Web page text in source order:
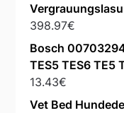
398.97€
Bosch
TES5 TES6 TE5
13.43€
Vet Bed